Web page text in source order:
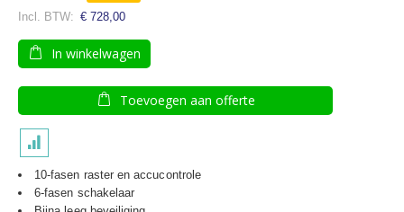
€ 728,00
In winkelwagen
Toevoegen aan offerte
10-fasen raster en accucontrole
6-fasen schakelaar